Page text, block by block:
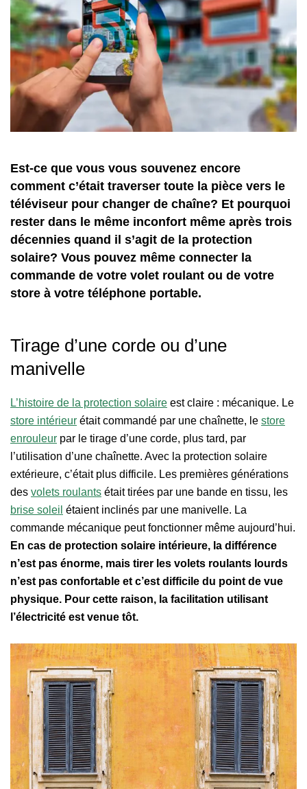
Est-ce que vous vous souvenez encore
comment c’était traverser toute la pièce vers le
téléviseur pour changer de chaîne? Et pourquoi
rester dans le même inconfort même après trois
décennies quand il s’agit de la protection
solaire? Vous pouvez même connecter la
commande de votre volet roulant ou de votre
store à votre téléphone portable.
Tirage d’une corde ou d’une
manivelle
L’histoire de la protection solaire est claire : mécanique. Le
store intérieur était commandé par une chaînette, le store
enrouleur par le tirage d’une corde, plus tard, par
l’utilisation d’une chaînette. Avec la protection solaire
extérieure, c’était plus difficile. Les premières générations
des volets roulants était tirées par une bande en tissu, les
brise soleil étaient inclinés par une manivelle. La
commande mécanique peut fonctionner même aujourd’hui.
En cas de protection solaire intérieure, la différence
n’est pas énorme, mais tirer les volets roulants lourds
n’est pas confortable et c’est difficile du point de vue
physique. Pour cette raison, la facilitation utilisant
l’électricité est venue tôt.